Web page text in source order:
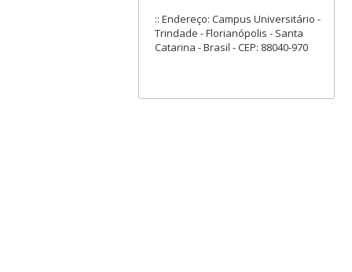
:: Endereço: Campus Universitário -
Trindade - Florianópolis - Santa
Catarina - Brasil - CEP: 88040-970